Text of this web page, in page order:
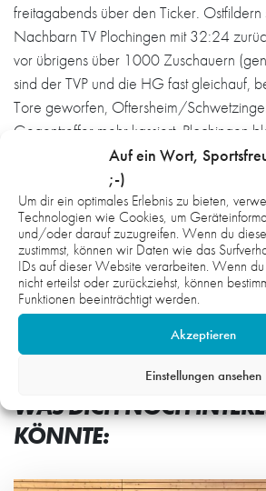
Auf ein Wort,
;-)
Um dir ein optimales Erlebnis zu bieten,
Technologien wie Cookies, um
und/oder darauf zuzugreifen. Wenn du
zustimmst, können wir Daten wie das
IDs auf dieser Website verarbeiten. Wenn
nicht erteilst oder zurückziehst, können
Funktionen beeinträchtigt werden.
Akzeptieren
Einstellungen ansehen
freitagabends über den Ticker. Ostfildern
Nachbarn TV Plochingen mit 32:24
vor übrigens über 1000 Zuschauern
sind der TVP und die HG fast gleichauf,
Tore geworfen, Oftersheim/
Gegentreffer mehr kassiert. Plochingen
auf Platz 1, hat (noch) den direkten
HG: Fauerbach, Hoppe; Barthelmeß (4/
Kern (4), Triebskorn (2), Maurer (1),
Burmeister (5), Stier (1), Haase (2),
Bild: Lutz Rüffer
WAS DICH NOCH
KÖNNTE: